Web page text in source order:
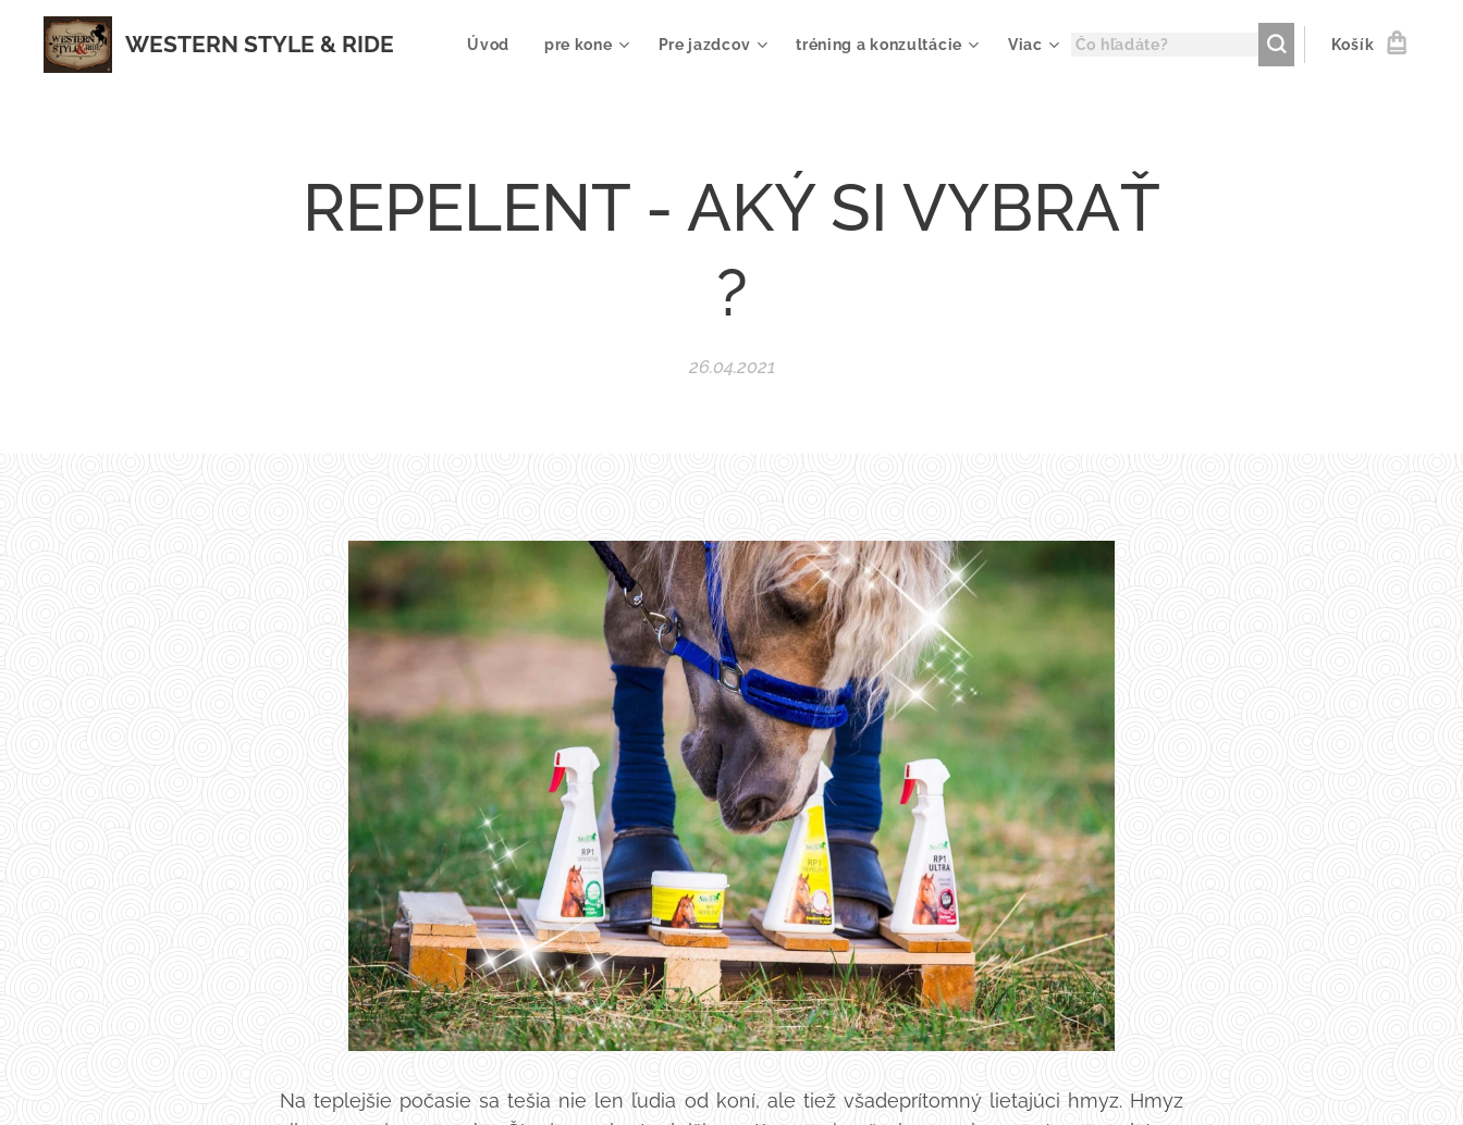
WESTERN STYLE & RIDE Úvod pre kone Pre jazdcov tréning a konzultácie Viac Košík
REPELENT - AKÝ SI VYBRAŤ
?
26.04.2021
Na teplejšie počasie sa tešia nie len ľudia od koní, ale tiež všadeprítomný lietajúci hmyz. Hmyz